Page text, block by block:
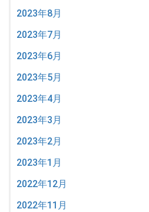
2023年8月
2023年7月
2023年6月
2023年5月
2023年4月
2023年3月
2023年2月
2023年1月
2022年12月
2022年11月